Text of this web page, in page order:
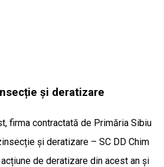
și deratizare
firma contractată de Primăria Sibiu
și deratizare – SC DD Chim
de deratizare din acest an și